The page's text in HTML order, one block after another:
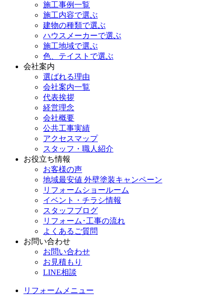
施工事例一覧
施工内容で選ぶ
建物の種類で選ぶ
ハウスメーカーで選ぶ
施工地域で選ぶ
色、テイストで選ぶ
会社案内
選ばれる理由
会社案内一覧
代表挨拶
経営理念
会社概要
公共工事実績
アクセスマップ
スタッフ・職人紹介
お役立ち情報
お客様の声
地域最安値 外壁塗装キャンペーン
リフォームショールーム
イベント・チラシ情報
スタッフブログ
リフォーム･工事の流れ
よくあるご質問
お問い合わせ
お問い合わせ
お見積もり
LINE相談
リフォームメニュー